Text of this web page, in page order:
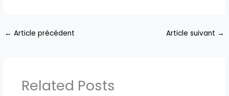
← Article précédent Article suivant →
Related Posts